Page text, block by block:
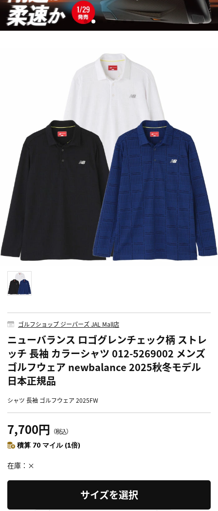
ゴルフショップ ジーパーズ JAL Mall店
ニューバランス ロゴグレンチェック柄 ストレ
ッチ 長袖 カラーシャツ 012-5269002 メンズ
ゴルフウェア newbalance 2025秋冬モデル
日本正規品
シャツ 長袖 ゴルフウェア 2025FW
7,700円 （税込）
積算 70 マイル (1倍)
在庫 ×
サイズを選択